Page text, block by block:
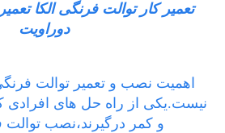
تعمیر کار توالت فرنگی الکا
دوراویت
اهمیت نصب و تعمیر توالت
نیست.یکی از راه حل های افرادی
و کمر درگیرند،نصب